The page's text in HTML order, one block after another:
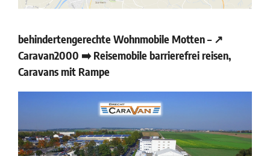
behindertengerechte Wohnmobile Motten – ↗️
Caravan2000 ➡️ Reisemobile barrierefrei reisen,
Caravans mit Rampe